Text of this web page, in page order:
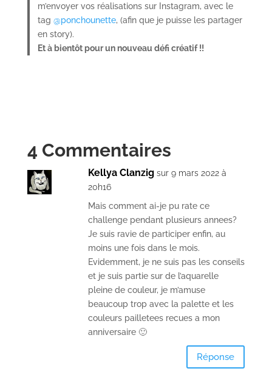
m’envoyer vos réalisations sur Instagram, avec le
tag@ponchounette, (afin que je puisse les partager
en story).
Et à bientôt pour un nouveau défi créatif !!
4 Commentaires
Kellya Clanzig sur 9 mars 2022 à
20h16
Mais comment ai-je pu rate ce
challenge pendant plusieurs annees?
Je suis ravie de participer enfin, au
moins une fois dans le mois.
Evidemment, je ne suis pas les conseils
et je suis partie sur de l’aquarelle
pleine de couleur, je m’amuse
beaucoup trop avec la palette et les
couleurs pailletees recues a mon
anniversaire 🙂
Réponse